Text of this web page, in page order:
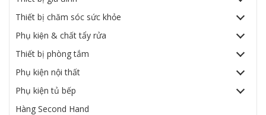
Thiết bị chăm sóc sức khỏe
Phụ kiện & chất tẩy rửa
Thiết bị phòng tắm
Phụ kiện nội thất
Phụ kiện tủ bếp
Hàng Second Hand